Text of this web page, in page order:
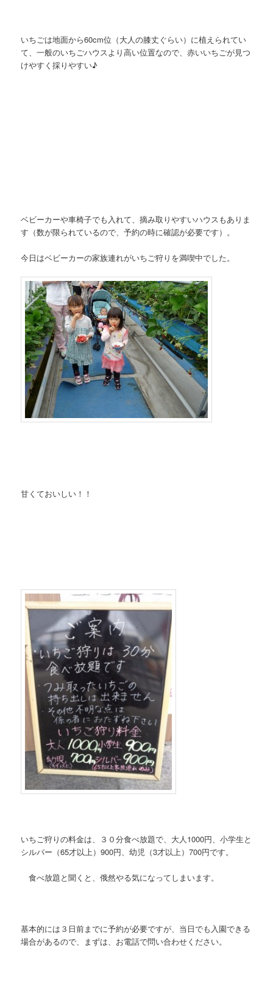
いちごは地面から60cm位（大人の膝丈ぐらい）に植えられてい
て、一般のいちごハウスより高い位置なので、赤いいちごが見つ
けやすく採りやすい♪
ベビーカーや車椅子でも入れて、摘み取りやすいハウスもありま
す（数が限られているので、予約の時に確認が必要です）。
今日はベビーカーの家族連れがいちご狩りを満喫中でした。
甘くておいしい！！
いちご狩りの料金は、３０分食べ放題で、大人1000円、小学生と
シルバー（65才以上）900円、幼児（3才以上）700円です。
食べ放題と聞くと、俄然やる気になってしまいます。
基本的には３日前までに予約が必要ですが、当日でも入園できる
場合があるので、まずは、お電話で問い合わせください。